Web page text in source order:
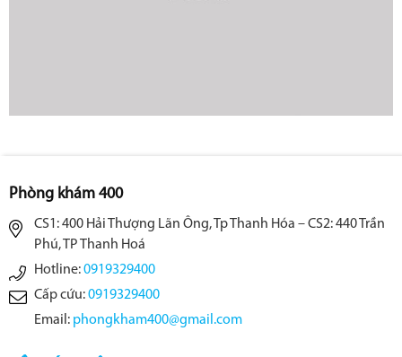
Phòng khám 400
CS1: 400 Hải Thượng Lãn Ông, Tp Thanh Hóa – CS2: 440 Trần
Phú, TP Thanh Hoá
Hotline:0919329400
Cấp cứu:0919329400
Email: phongkham400@gmail.com